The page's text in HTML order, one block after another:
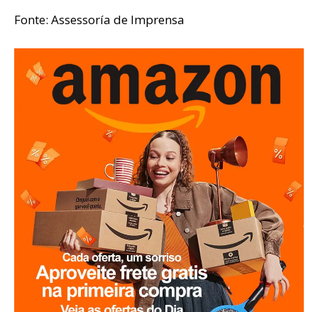
Fonte: Assessoría de Imprensa